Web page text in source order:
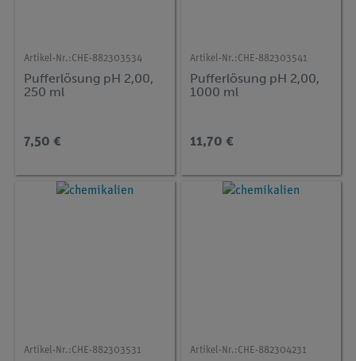
Artikel-Nr.:CHE-882303534
Pufferlösung pH 2,00,
250 ml
7,50 €
Artikel-Nr.:CHE-882303541
Pufferlösung pH 2,00,
1000 ml
11,70 €
Artikel-Nr.:CHE-882303531 Artikel-Nr.:CHE-882304231